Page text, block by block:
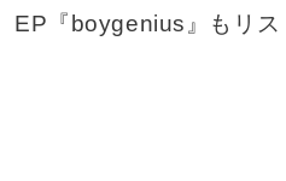
EP『boygenius』もリス